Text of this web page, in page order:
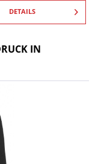
DETAILS
IN